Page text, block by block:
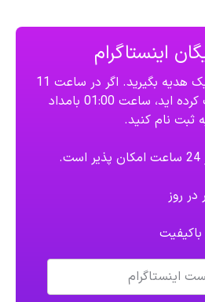
اینستاگرام
📌 هر 24 ساعت 10 لایک هدیه بگیرید. اگر در ساعت 11
شب سفارش هدیه ثبت کرده اید، ساعت 01:00 بامداد
ثبت نام کنید.